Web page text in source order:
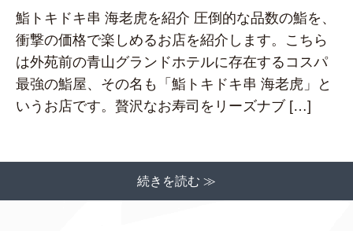
鮨トキドキ串 海老虎を紹介 圧倒的な品数の鮨を、
衝撃の価格で楽しめるお店を紹介します。こちら
は外苑前の青山グランドホテルに存在するコスパ
最強の鮨屋、その名も「鮨トキドキ串 海老虎」と
いうお店です。贅沢なお寿司をリーズナブ […]
続きを読む ≫